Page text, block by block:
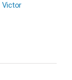
Victor